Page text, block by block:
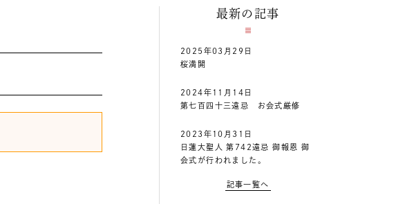
最新の記事
2025年03月29日
桜満開
2024年11月14日
第七百四十三遠忌 お会式厳修
2023年10月31日
日蓮大聖人 第742遠忌 御報恩 御
会式が行われました。
記事一覧へ